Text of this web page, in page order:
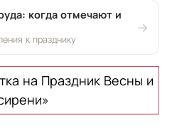
когда отмечают и
к празднику
→
на Праздник Весны и